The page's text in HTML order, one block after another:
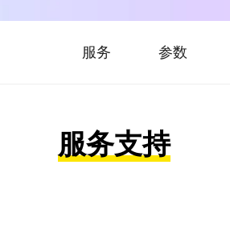
服务 参数
服务支持